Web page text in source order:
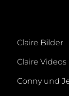
Claire Bilder
Claire Videos
Conny und